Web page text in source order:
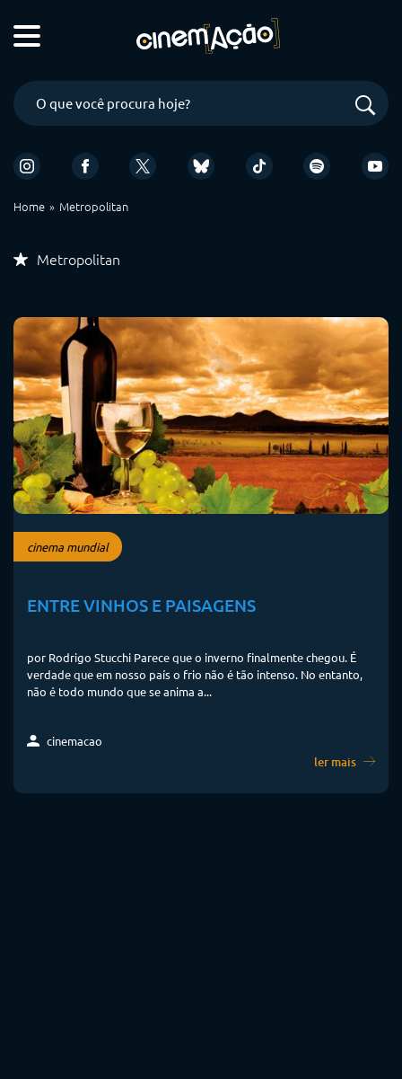
Home Metropolitan
Metropolitan
cinema mundial
ENTRE VINHOS E PAISAGENS
por Rodrigo Stucchi Parece que o inverno finalmente chegou. É
verdade que em nosso país o frio não é tão intenso. No entanto,
não é todo mundo que se anima a...
cinemacao
ler mais